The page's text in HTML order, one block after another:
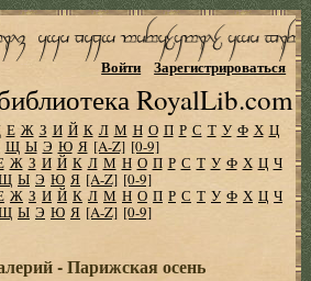
RoyalLib.com
Войти Зарегистрироваться
Е Ж З И Й К Л М Н О П Р С Т У Ф Х Ц
Щ Ы Э Ю Я [A-Z] [0-9]
Ж З И Й К Л М Н О П Р С Т У Ф Х Ц Ч
Ы Э Ю Я [A-Z] [0-9]
Ж З И Й К Л М Н О П Р С Т У Ф Х Ц Ч
Ы Э Ю Я [A-Z] [0-9]
- Парижская осень